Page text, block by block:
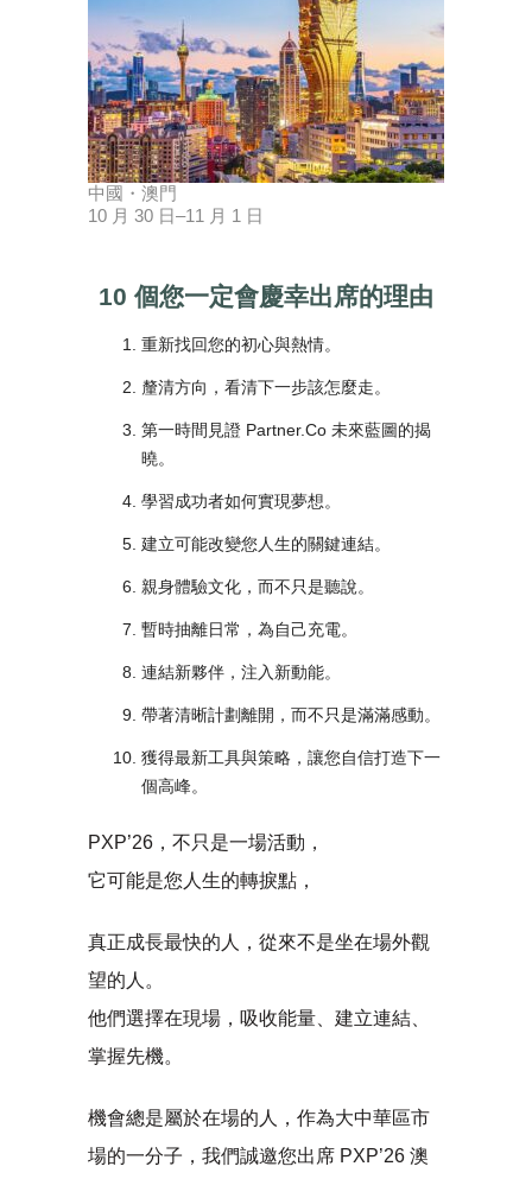
中國・澳門
10 月 30 日–11 月 1 日
10 個您一定會慶幸出席的理由
重新找回您的初心與熱情。
釐清方向，看清下一步該怎麼走。
第一時間見證 Partner.Co 未來藍圖的揭
曉。
學習成功者如何實現夢想。
建立可能改變您人生的關鍵連結。
親身體驗文化，而不只是聽說。
暫時抽離日常，為自己充電。
連結新夥伴，注入新動能。
帶著清晰計劃離開，而不只是滿滿感動。
獲得最新工具與策略，讓您自信打造下一
個高峰。
PXP’26，不只是一場活動，
它可能是您人生的轉捩點，
真正成長最快的人，從來不是坐在場外觀
望的人。
他們選擇在現場，吸收能量、建立連結、
掌握先機。
機會總是屬於在場的人，作為大中華區市
場的一分子，我們誠邀您出席 PXP’26 澳